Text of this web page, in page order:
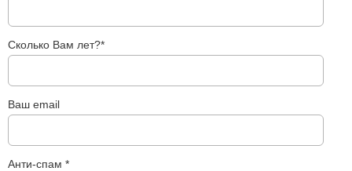
Сколько Вам лет?*
Ваш email
Анти-спам *